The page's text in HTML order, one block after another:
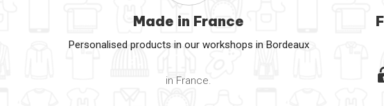
Made in France
Personalised products in our workshops in Bordeaux
in France.